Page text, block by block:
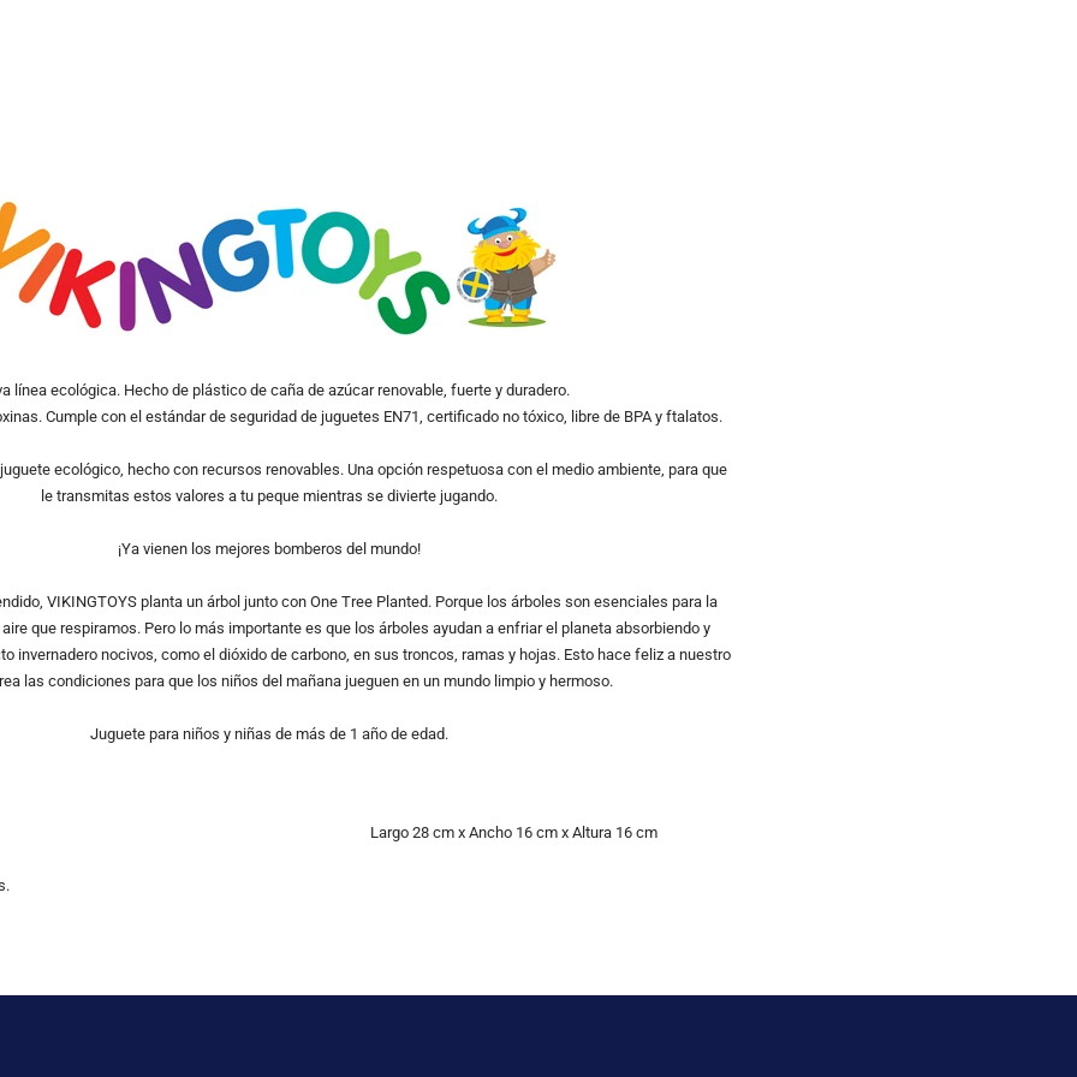
línea ecológica. Hecho de plástico de caña de azúcar renovable, fuerte y duradero.
Cumple con el estándar de seguridad de juguetes EN71, certificado no tóxico, libre de BPA y ftalatos.
ecológico, hecho con recursos renovables. Una opción respetuosa con el medio ambiente, para que
le transmitas estos valores a tu peque mientras se divierte jugando.
¡Ya vienen los mejores bomberos del mundo!
VIKINGTOYS planta un árbol junto con One Tree Planted. Porque los árboles son esenciales para la
que respiramos. Pero lo más importante es que los árboles ayudan a enfriar el planeta absorbiendo y
invernadero nocivos, como el dióxido de carbono, en sus troncos, ramas y hojas. Esto hace feliz a nuestro
las condiciones para que los niños del mañana jueguen en un mundo limpio y hermoso.
Juguete para niños y niñas de más de 1 año de edad.
Largo 28 cm x Ancho 16 cm x Altura 16 cm